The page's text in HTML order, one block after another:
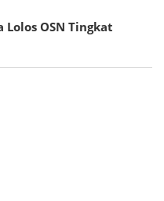
Lolos OSN Tingkat